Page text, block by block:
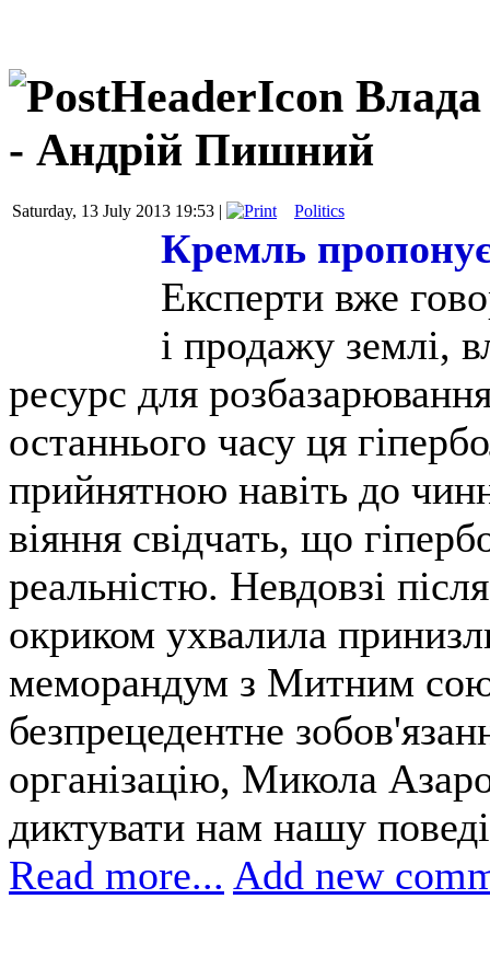
Влада
- Андрій Пишний
Saturday, 13 July 2013 19:53 | Politics
Кремль
Експерти вже
і продажу землі,
ресурс для
останнього часу ця
прийнятною навіть до
віяння свідчать, що
реальністю. Невдовзі
окриком ухвалила
меморандум з Митним
безпрецедентне
організацію, Микола
диктувати нам нашу
Read more... Add new